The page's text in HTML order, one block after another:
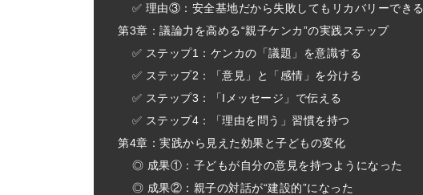
✅ 理由③：安全基地だから失敗してもリカバリーできる
第3章：議論力を高める“親子ケンカ”の実践ステップ
✅ ステップ1：ケンカの「議題」を意識する
✅ ステップ2：「意見」と「感情」を分ける
✅ ステップ3：「Iメッセージ」で伝える
✅ ステップ4：「理由を問う」習慣を持つ
第4章：実践から見えた効果と子どもの変化
◎ 成果①：子どもが自分の意見を持つようになった
◎ 成果②：親子の対話が“建設的”になった